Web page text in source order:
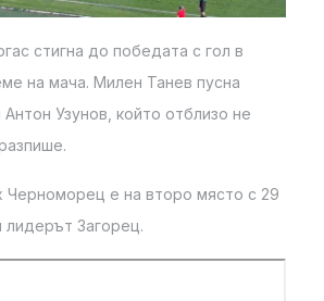
стигна до победата с гол в
на мача. Милен Танев пусна
Узунов, който отблизо не
Черноморец е на второ място с 29
лидерът Загорец.